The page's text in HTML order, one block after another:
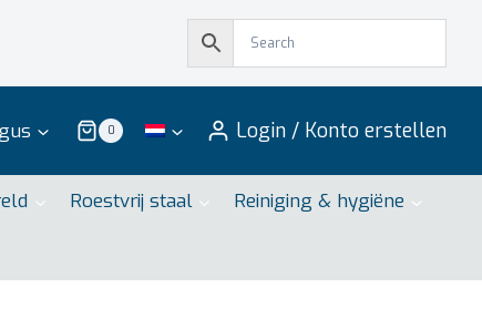
0 Login / Konto erstellen
Roestvrij staal Reiniging & hygiëne